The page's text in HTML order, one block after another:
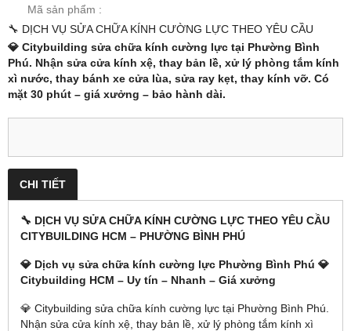
Mã sản phẩm :
🔧 DỊCH VỤ SỬA CHỮA KÍNH CƯỜNG LỰC THEO YÊU CẦU
💎 Citybuilding sửa chữa kính cường lực tại Phường Bình
Phú. Nhận sửa cửa kính xệ, thay bản lề, xử lý phòng tắm kính
xì nước, thay bánh xe cửa lùa, sửa ray kẹt, thay kính vỡ. Có
mặt 30 phút – giá xưởng – bảo hành dài.
CHI TIẾT
🔧 DỊCH VỤ SỬA CHỮA KÍNH CƯỜNG LỰC THEO YÊU CẦU
CITYBUILDING HCM – PHƯỜNG BÌNH PHÚ
💎 Dịch vụ sửa chữa kính cường lực Phường Bình Phú 💎
Citybuilding HCM – Uy tín – Nhanh – Giá xưởng
💎 Citybuilding sửa chữa kính cường lực tại Phường Bình Phú.
Nhận sửa cửa kính xệ, thay bản lề, xử lý phòng tắm kính xì